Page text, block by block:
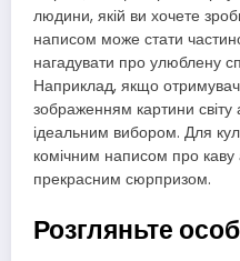
людини, якій ви хочете
написом може стати
нагадувати про улюблену
Наприклад, якщо
зображенням картини світу
ідеальним вибором. Для
комічним написом про каву
прекрасним сюрпризом.
Розгляньте